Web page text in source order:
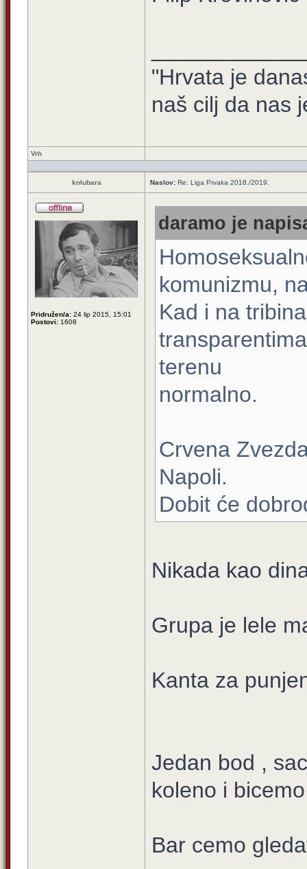
"Hrvata je
naš cilj da nas
Vrh
kolubara Naslov: Re: Liga Prvaka 2018./2019.
Pridružen/a: 24 lip 2015, 15:01
Postovi: 1608
daramo je
komunizmu,
Kad i na
terenu
normalno.
Crvena
Napoli.
Dobit će
Nikada kao
Grupa je lele
Kanta za
Jedan bod ,
koleno i
Bar cemo